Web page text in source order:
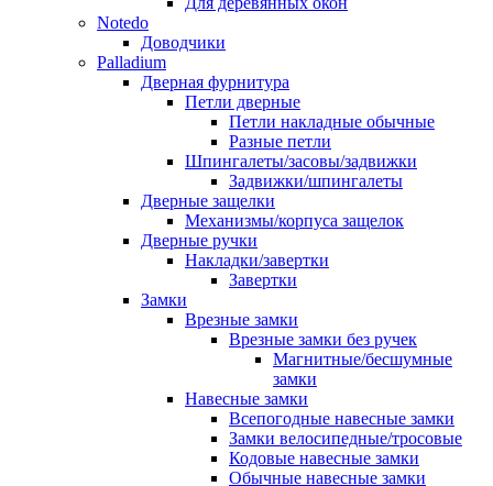
Notedo
Доводчики
Palladium
Дверная фурнитура
Петли дверные
Петли накладные обычные
Разные петли
Шпингалеты/засовы/задвижки
Задвижки/шпингалеты
Дверные защелки
Механизмы/корпуса защелок
Дверные ручки
Накладки/завертки
Завертки
Замки
Врезные замки
Врезные замки без ручек
Магнитные/бесшумные
замки
Навесные замки
Всепогодные навесные замки
Замки велосипедные/тросовые
Кодовые навесные замки
Обычные навесные замки